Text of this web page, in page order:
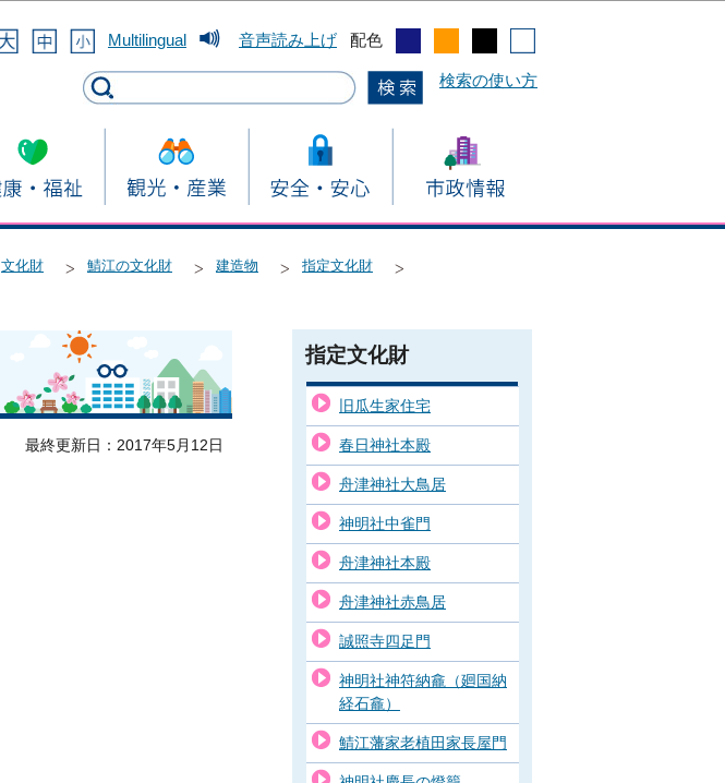
Multilingual 音声読み上げ 配色
検索の使い方
文化財 鯖江の文化財 建造物
指定文化財
最終更新日：2017年5月12日
指定文化財
旧瓜生家住宅
春日神社本殿
舟津神社大鳥居
神明社中雀門
舟津神社本殿
舟津神社赤鳥居
誠照寺四足門
神明社神符納龕（廻国納
経石龕）
鯖江藩家老植田家長屋門